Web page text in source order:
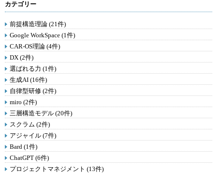
カテゴリー
前提構造理論 (21件)
Google WorkSpace (1件)
CAR-OS理論 (4件)
DX (2件)
選ばれる力 (1件)
生成AI (16件)
自律型研修 (2件)
miro (2件)
三層構造モデル (20件)
スクラム (2件)
アジャイル (7件)
Bard (1件)
ChatGPT (6件)
プロジェクトマネジメント (13件)